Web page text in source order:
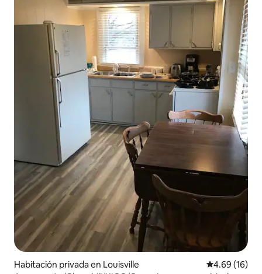
Habitación privada en Louisville Calificación
4.69 (16)